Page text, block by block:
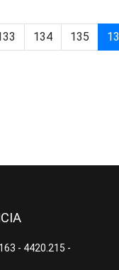
134 135
- 4420.215 -